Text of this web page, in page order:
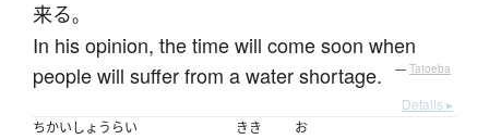
来る。
In his opinion, the time will come soon when
people will suffer from a water shortage.
— Tatoeba
Details ▸
ちかいしょうらい
きき お